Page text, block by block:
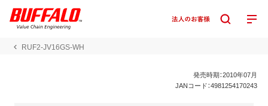
RUF2-JV16GS-WH
発売時期：2010年07月
JANコード：4981254170243